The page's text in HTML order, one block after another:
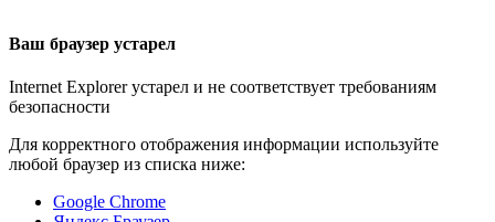
Ваш браузер устарел
Internet Explorer устарел и не соответствует требованиям
безопасности
Для корректного отображения информации используйте
любой браузер из списка ниже:
Google Chrome